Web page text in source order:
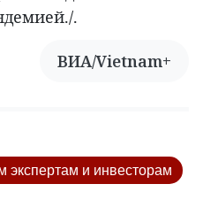
.
ВИА/Vietnam+
экспертам и инвесторам